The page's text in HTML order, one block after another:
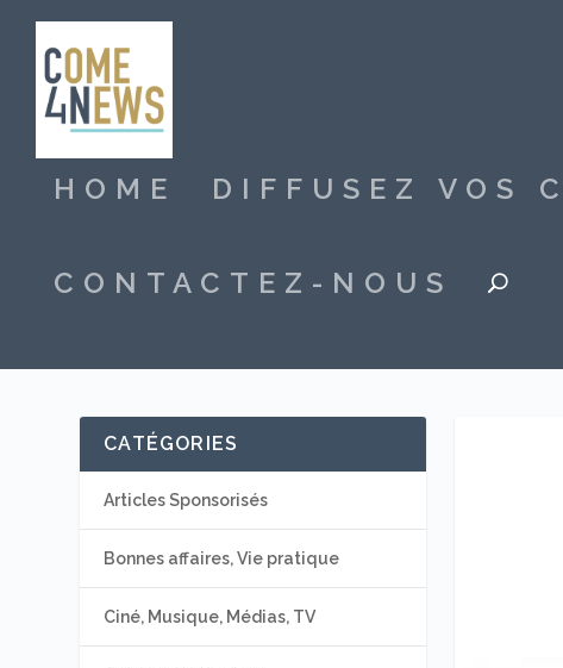
HOME DIFFUSEZ VOS
CONTACTEZ-NOUS
CATÉGORIES
Articles Sponsorisés
Bonnes affaires, Vie pratique
Ciné, Musique, Médias, TV